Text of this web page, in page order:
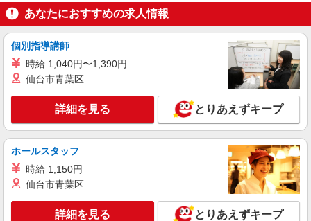
あなたにおすすめの求人情報
個別指導講師
時給 1,040円〜1,390円
仙台市青葉区
詳細を見る とりあえずキープ
ホールスタッフ
時給 1,150円
仙台市青葉区
詳細を見る とりあえずキープ